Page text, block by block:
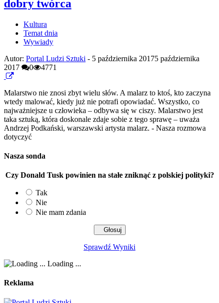
dobry twórca
Kultura
Temat dnia
Wywiady
Autor: Portal Ludzi Sztuki - 5 października 20175 października
2017
0 4771
Malarstwo nie znosi zbyt wielu słów. A malarz to ktoś, kto zaczyna
wtedy malować, kiedy już nie potrafi opowiadać. Wszystko, co
najważniejsze u człowieka – odbywa się w ciszy. Malarstwo jest
taka sztuką, która doskonale zdaje sobie z tego sprawę – uważa
Andrzej Podkański, warszawski artysta malarz. - Nasza rozmowa
dotyczyć
Nasza sonda
Czy Donald Tusk powinien na stałe zniknąć z polskiej polityki?
Tak
Nie
Nie mam zdania
Sprawdź Wyniki
Loading ...
Reklama